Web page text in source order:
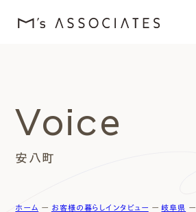
ラインナップ
エムズを愛する人たち
安⼋町
Voice
ホーム ー お客様の暮らしインタビュー ー 岐阜県 ー